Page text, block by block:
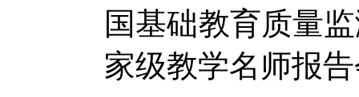
国基础教育质量
家级教学名师报